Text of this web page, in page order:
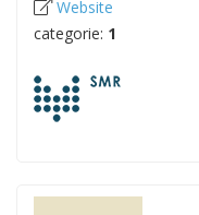
Website
categorie: 1